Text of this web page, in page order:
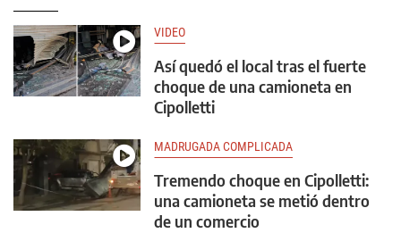
VIDEO
Así quedó el local tras el fuerte
choque de una camioneta en
Cipolletti
MADRUGADA COMPLICADA
Tremendo choque en Cipolletti:
una camioneta se metió dentro
de un comercio